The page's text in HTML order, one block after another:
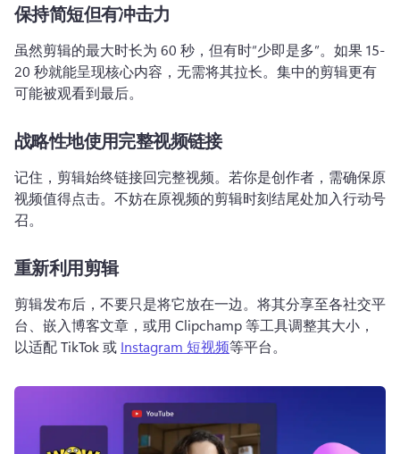
保持简短但有冲击力
虽然剪辑的最大时长为 60 秒，但有时“少即是多”。 如果 15-
20 秒就能呈现核心内容，无需将其拉长。 集中的剪辑更有
可能被观看到最后。
战略性地使用完整视频链接
记住，剪辑始终链接回完整视频。 若你是创作者，需确保原
视频值得点击。 不妨在原视频的剪辑时刻结尾处加入行动号
召。
重新利用剪辑
剪辑发布后，不要只是将它放在一边。 将其分享至各社交平
台、嵌入博客文章，或用 Clipchamp 等工具调整其大小，
以适配 TikTok 或 Instagram 短视频等平台。